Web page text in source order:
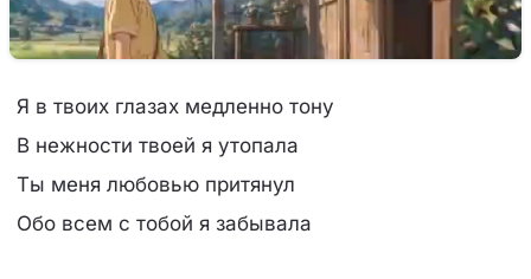
Я в твоих глазах медленно тону
В нежности твоей я утопала
Ты меня любовью притянул
Обо всем с тобой я забывала